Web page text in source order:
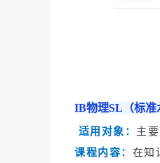
IB物理SL（标准
适用对象： 主
课程内容： 在知